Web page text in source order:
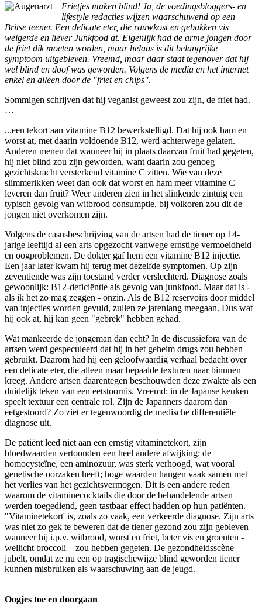
Frietjes maken blind! Ja, de voedingsbloggers- en
lifestyle redacties wijzen waarschuwend op een
Britse teener. Een delicate eter, die rauwkost en gebakken vis
weigerde en liever Junkfood at. Eigenlijk had de arme jongen door
de friet dik moeten worden, maar helaas is dit belangrijke
symptoom uitgebleven. Vreemd, maar daar staat tegenover dat hij
wel blind en doof was geworden. Volgens de media en het internet
enkel en alleen door de "friet en chips".
Sommigen schrijven dat hij veganist geweest zou zijn, de friet had.
…
...een tekort aan vitamine B12 bewerkstelligd. Dat hij ook ham en
worst at, met daarin voldoende B12, werd achterwege gelaten.
Anderen menen dat wanneer hij in plaats daarvan fruit had gegeten,
hij niet blind zou zijn geworden, want daarin zou genoeg
gezichtskracht versterkend vitamine C zitten. Wie van deze
slimmerikken weet dan ook dat worst en ham meer vitamine C
leveren dan fruit? Weer anderen zien in het slinkende zintuig een
typisch gevolg van witbrood consumptie, bij volkoren zou dit de
jongen niet overkomen zijn.
Volgens de casusbeschrijving van de artsen had de tiener op 14-
jarige leeftijd al een arts opgezocht vanwege ernstige vermoeidheid
en oogproblemen. De dokter gaf hem een vitamine B12 injectie.
Een jaar later kwam hij terug met dezelfde symptomen. Op zijn
zeventiende was zijn toestand verder verslechterd. Diagnose zoals
gewoonlijk: B12-deficiëntie als gevolg van junkfood. Maar dat is -
als ik het zo mag zeggen - onzin. Als de B12 reservoirs door middel
van injecties worden gevuld, zullen ze jarenlang meegaan. Dus wat
hij ook at, hij kan geen "gebrek" hebben gehad.
Wat mankeerde de jongeman dan echt? In de discussiefora van de
artsen werd gespeculeerd dat hij in het geheim drugs zou hebben
gebruikt. Daarom had hij een geloofwaardig verhaal bedacht over
een delicate eter, die alleen maar bepaalde texturen naar binnnen
kreeg. Andere artsen daarentegen beschouwden deze zwakte als een
duidelijk teken van een eetstoornis. Vreemd: in de Japanse keuken
speelt textuur een centrale rol. Zijn de Japanners daarom dan
eetgestoord? Zo ziet er tegenwoordig de medische differentiële
diagnose uit.
De patiënt leed niet aan een ernstig vitaminetekort, zijn
bloedwaarden vertoonden een heel andere afwijking: de
homocysteïne, een aminozuur, was sterk verhoogd, wat vooral
genetische oorzaken heeft; hoge waarden hangen vaak samen met
het verlies van het gezichtsvermogen. Dit is een andere reden
waarom de vitaminecocktails die door de behandelende artsen
werden toegediend, geen tastbaar effect hadden op hun patiënten.
"Vitaminetekort' is, zoals zo vaak, een verkeerde diagnose. Zijn arts
was niet zo gek te beweren dat de tiener gezond zou zijn gebleven
wanneer hij i.p.v. witbrood, worst en friet, beter vis en groenten -
wellicht broccoli – zou hebben gegeten. De gezondheidsscène
jubelt, omdat ze nu een op tragischewijze blind geworden tiener
kunnen misbruiken als waarschuwing aan de jeugd.
Oogjes toe en doorgaan